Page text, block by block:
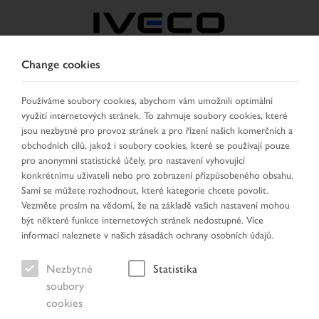
CZECH REPUBLIC /
SLOVAKIA
VYBRAT ZEMI ZMĚNIT JAZYK
Toggle
navigation
MENU
Vozidlo
Change cookies
Používáme soubory cookies, abychom vám umožnili optimální
využití internetových stránek. To zahrnuje soubory cookies, které
jsou nezbytné pro provoz stránek a pro řízení našich komerčních a
obchodních cílů, jakož i soubory cookies, které se používají pouze
pro anonymní statistické účely, pro nastavení vyhovující
konkrétnímu uživateli nebo pro zobrazení přizpůsobeného obsahu.
Sami se můžete rozhodnout, které kategorie chcete povolit.
Vezměte prosím na vědomí, že na základě vašich nastavení mohou
být některé funkce internetových stránek nedostupné. Více
informací naleznete v našich zásadách ochrany osobních údajů.
Nezbytné
soubory
cookies
Statistika